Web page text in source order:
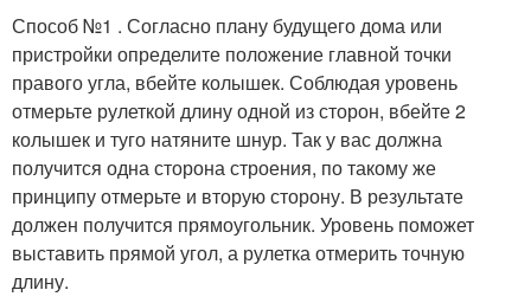
Способ №1 . Согласно плану будущего дома или
пристройки определите положение главной точки
правого угла, вбейте колышек. Соблюдая уровень
отмерьте рулеткой длину одной из сторон, вбейте 2
колышек и туго натяните шнур. Так у вас должна
получится одна сторона строения, по такому же
принципу отмерьте и вторую сторону. В результате
должен получится прямоугольник. Уровень поможет
выставить прямой угол, а рулетка отмерить точную
длину.